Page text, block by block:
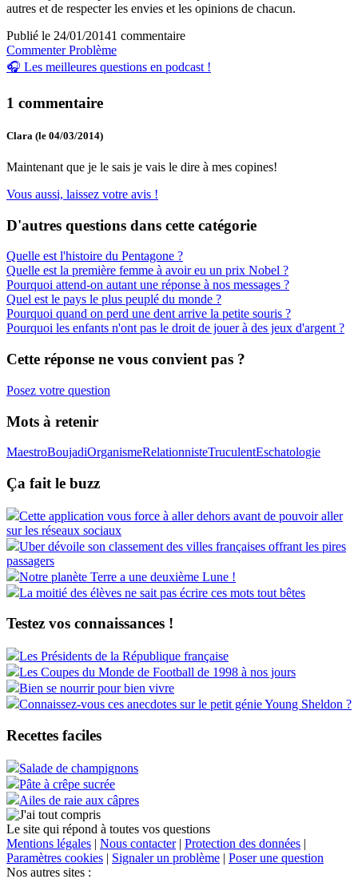
autres et de respecter les envies et les opinions de chacun.
Publié le 24/01/20141 commentaire
CommenterProblème
🎧 Les meilleures questions en podcast !
1 commentaire
Clara (le 04/03/2014)
Maintenant que je le sais je vais le dire à mes copines!
Vous aussi, laissez votre avis !
D'autres questions dans cette catégorie
Quelle est l'histoire du Pentagone ?
Quelle est la première femme à avoir eu un prix Nobel ?
Pourquoi attend-on autant une réponse à nos messages ?
Quel est le pays le plus peuplé du monde ?
Pourquoi quand on perd une dent arrive la petite souris ?
Pourquoi les enfants n'ont pas le droit de jouer à des jeux d'argent ?
Cette réponse ne vous convient pas ?
Posez votre question
Mots à retenir
MaestroBoujadiOrganismeRelationnisteTruculentEschatologie
Ça fait le buzz
Cette application vous force à aller dehors avant de pouvoir aller
sur les réseaux sociaux
Uber dévoile son classement des villes françaises offrant les pires
passagers
Notre planète Terre a une deuxième Lune !
La moitié des élèves ne sait pas écrire ces mots tout bêtes
Testez vos connaissances !
Les Présidents de la République française
Les Coupes du Monde de Football de 1998 à nos jours
Bien se nourrir pour bien vivre
Connaissez-vous ces anecdotes sur le petit génie Young Sheldon ?
Recettes faciles
Salade de champignons
Pâte à crêpe sucrée
Ailes de raie aux câpres
Le site qui répond à toutes vos questions
Mentions légales | Nous contacter| Protection des données |
Paramètres cookies | Signaler un problème | Poser une question
Nos autres sites :